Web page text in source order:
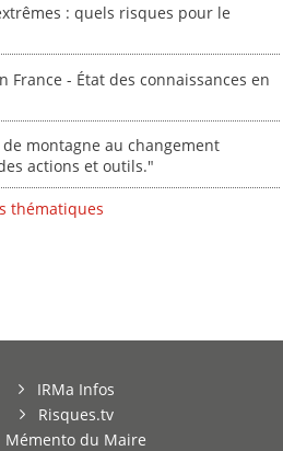
: quels risques pour le
France - État des connaissances en
montagne au changement
actions et outils."
thématiques
IRMa Infos
Risques.tv
Mémento du Maire